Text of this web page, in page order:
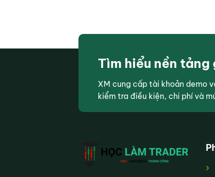
Tìm hiểu nền
XM cung cấp tài khoản demo
kiểm tra điều kiện, chi phí và